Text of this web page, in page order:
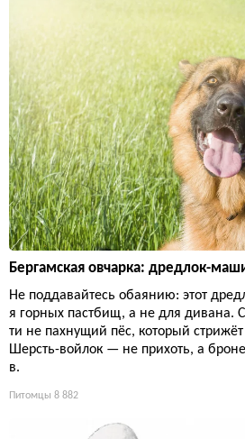
Бергамская овчарка: дредлок-
Не поддавайтесь обаянию: этот
я горных пастбищ, а не для дивана.
ти не пахнущий пёс, который
Шерсть-войлок — не прихоть, а
в.
Питомцы 8 882